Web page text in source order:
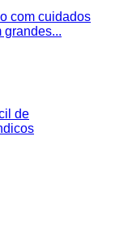
com cuidados
grandes...